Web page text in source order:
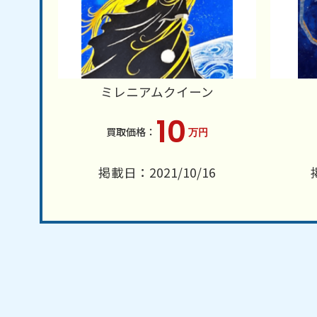
ミレニアムクイーン
10 万円
掲載日：2021/10/16